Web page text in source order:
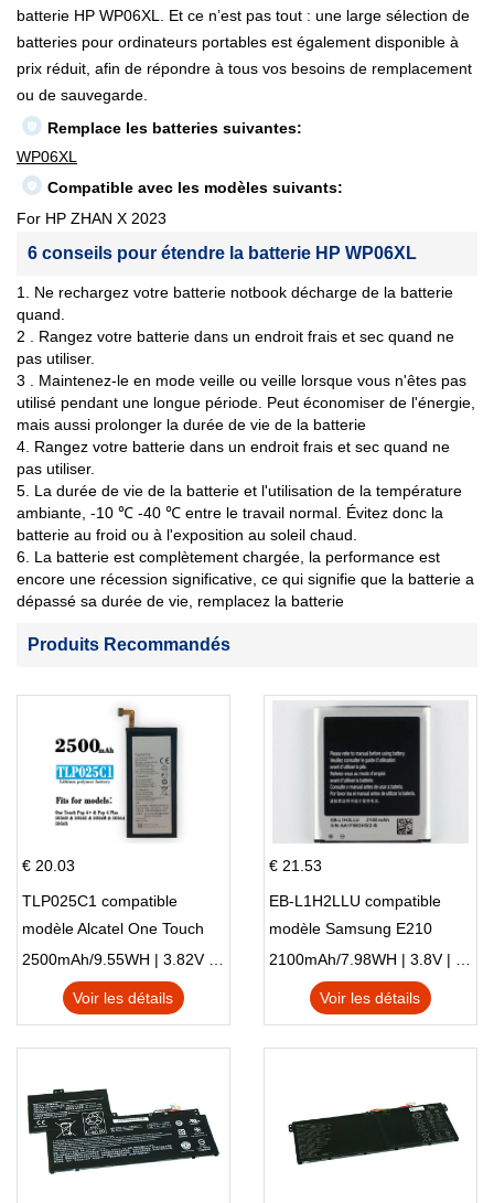
batterie HP WP06XL. Et ce n’est pas tout : une large sélection de
batteries pour ordinateurs portables est également disponible à
prix réduit, afin de répondre à tous vos besoins de remplacement
ou de sauvegarde.
Remplace les batteries suivantes:
WP06XL
Compatible avec les modèles suivants:
For HP ZHAN X 2023
6 conseils pour étendre la batterie HP WP06XL
1. Ne rechargez votre batterie notbook décharge de la batterie
quand.
2 . Rangez votre batterie dans un endroit frais et sec quand ne
pas utiliser.
3 . Maintenez-le en mode veille ou veille lorsque vous n'êtes pas
utilisé pendant une longue période. Peut économiser de l'énergie,
mais aussi prolonger la durée de vie de la batterie
4. Rangez votre batterie dans un endroit frais et sec quand ne
pas utiliser.
5. La durée de vie de la batterie et l'utilisation de la température
ambiante, -10 ℃ -40 ℃ entre le travail normal. Évitez donc la
batterie au froid ou à l'exposition au soleil chaud.
6. La batterie est complètement chargée, la performance est
encore une récession significative, ce qui signifie que la batterie a
dépassé sa durée de vie, remplacez la batterie
Produits Recommandés
€ 20.03
TLP025C1 compatible
modèle Alcatel One Touch
Pop 4 Plus OT-5056D
2500mAh/9.55WH | 3.82V | Li-ion ...
Voir les détails
€ 21.53
EB-L1H2LLU compatible
modèle Samsung E210
E210K i939
2100mAh/7.98WH | 3.8V | Li-ion ...
Voir les détails